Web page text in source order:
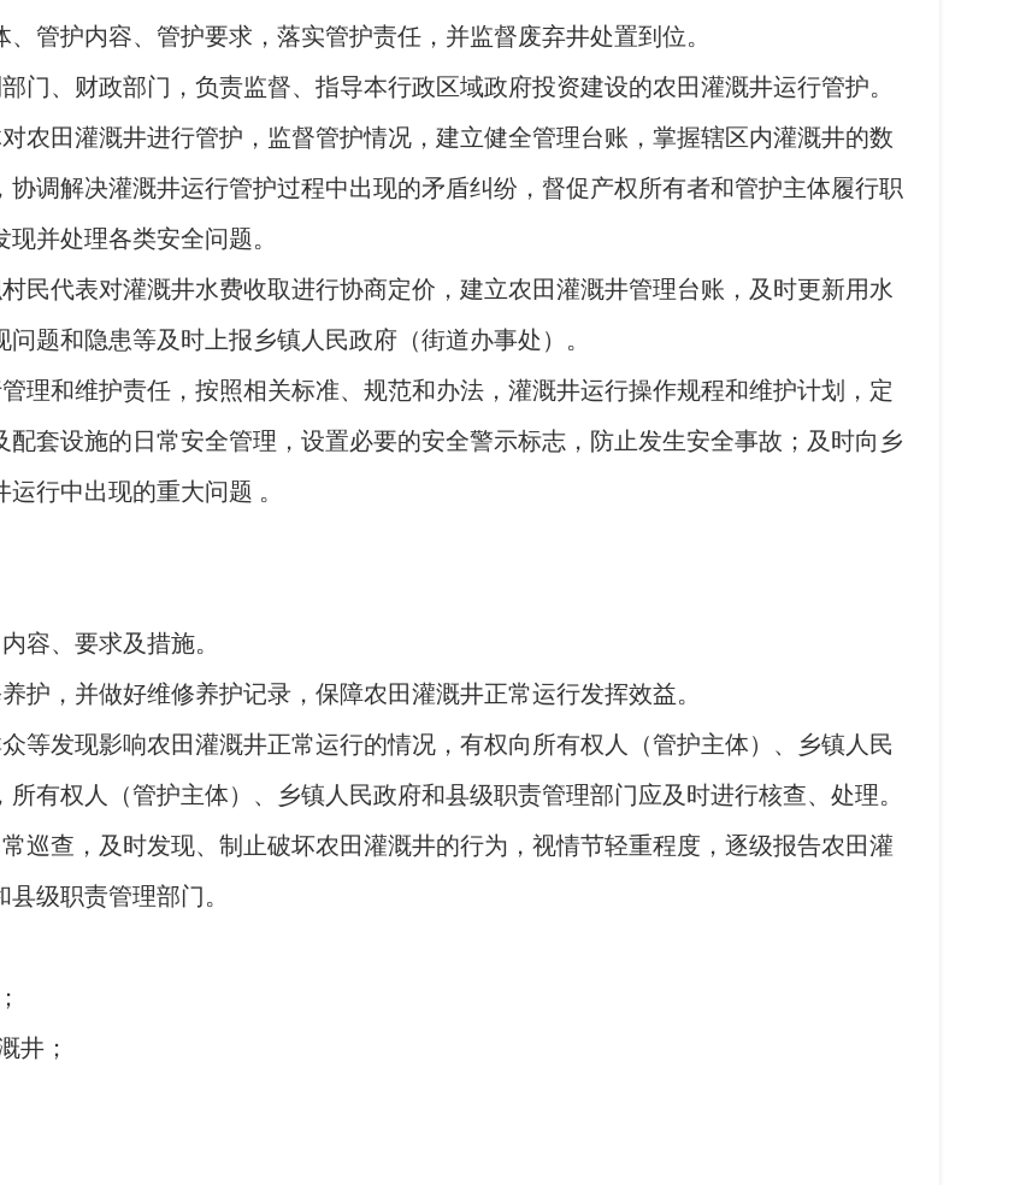
管护内容、管护要求，落实管护责任，并监督废弃井处置到位。
门、财政部门，负责监督、指导本行政区域政府投资建设的农田灌溉井运行管护。
农田灌溉井进行管护，监督管护情况，建立健全管理台账，掌握辖区内灌溉井的数
调解决灌溉井运行管护过程中出现的矛盾纠纷，督促产权所有者和管护主体履行职
并处理各类安全问题。
民代表对灌溉井水费收取进行协商定价，建立农田灌溉井管理台账，及时更新用水
题和隐患等及时上报乡镇人民政府（街道办事处）。
理和维护责任，按照相关标准、规范和办法，灌溉井运行操作规程和维护计划，定
套设施的日常安全管理，设置必要的安全警示标志，防止发生安全事故；及时向乡
行中出现的重大问题 。
容、要求及措施。
护，并做好维修养护记录，保障农田灌溉井正常运行发挥效益。
等发现影响农田灌溉井正常运行的情况，有权向所有权人（管护主体）、乡镇人民
有权人（管护主体）、乡镇人民政府和县级职责管理部门应及时进行核查、处理。
巡查，及时发现、制止破坏农田灌溉井的行为，视情节轻重程度，逐级报告农田灌
级职责管理部门。
井；